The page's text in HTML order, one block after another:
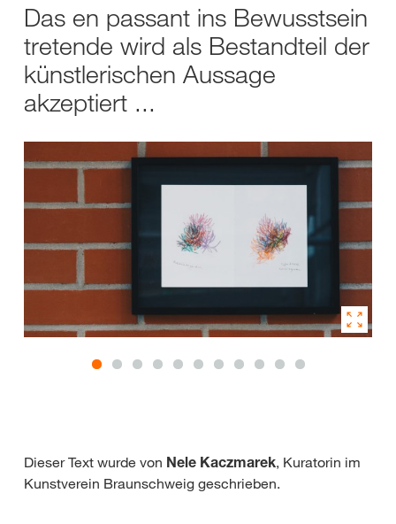
Das en passant ins Bewusstsein
tretende wird als Bestandteil der
künstlerischen Aussage
akzeptiert ...
Dieser Text wurde von Nele Kaczmarek, Kuratorin im
Kunstverein Braunschweig geschrieben.